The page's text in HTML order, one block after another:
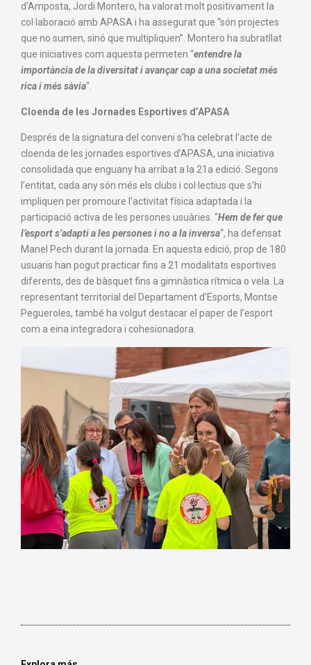
d’Amposta, Jordi Montero, ha valorat molt positivament la
col·laboració amb APASA i ha assegurat que “són projectes
que no sumen, sinó que multipliquen”. Montero ha subratllat
que iniciatives com aquesta permeten “entendre la
importància de la diversitat i avançar cap a una societat més
rica i més sàvia“.
Cloenda de les Jornades Esportives d’APASA
Després de la signatura del conveni s’ha celebrat l’acte de
cloenda de les jornades esportives d’APASA, una iniciativa
consolidada que enguany ha arribat a la 21a edició. Segons
l’entitat, cada any són més els clubs i col·lectius que s’hi
impliquen per promoure l’activitat física adaptada i la
participació activa de les persones usuàries. “Hem de fer que
l’esport s’adapti a les persones i no a la inversa“, ha defensat
Manel Pech durant la jornada. En aquesta edició, prop de 180
usuaris han pogut practicar fins a 21 modalitats esportives
diferents, des de bàsquet fins a gimnàstica rítmica o vela. La
representant territorial del Departament d’Esports, Montse
Pegueroles, també ha volgut destacar el paper de l’esport
com a eina integradora i cohesionadora.